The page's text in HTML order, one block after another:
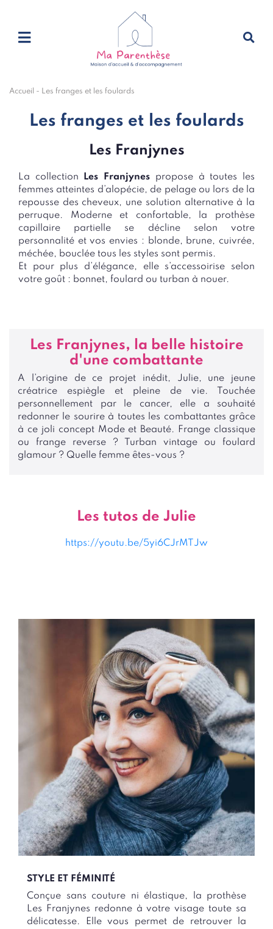
Accueil - Les franges et les foulards
Les franges et les foulards
Les Franjynes
La collection Les Franjynes propose à toutes les
femmes atteintes d’alopécie, de pelage ou lors de la
repousse des cheveux, une solution alternative à la
perruque. Moderne et confortable, la prothèse
capillaire partielle se décline selon votre
personnalité et vos envies : blonde, brune, cuivrée,
méchée, bouclée tous les styles sont permis.
Et pour plus d’élégance, elle s’accessoirise selon
votre goût : bonnet, foulard ou turban à nouer.
Les Franjynes, la belle histoire
d'une combattante
A l’origine de ce projet inédit, Julie, une jeune
créatrice espiègle et pleine de vie. Touchée
personnellement par le cancer, elle a souhaité
redonner le sourire à toutes les combattantes grâce
à ce joli concept Mode et Beauté. Frange classique
ou frange reverse ? Turban vintage ou foulard
glamour ? Quelle femme êtes-vous ?
Les tutos de Julie
https://youtu.be/5yi6CJrMTJw
STYLE ET FÉMINITÉ
Conçue sans couture ni élastique, la prothèse
Les Franjynes redonne à votre visage toute sa
délicatesse. Elle vous permet de retrouver la